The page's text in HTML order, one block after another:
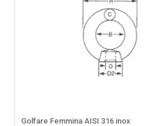
Golfare Femmina AISI 316 inox